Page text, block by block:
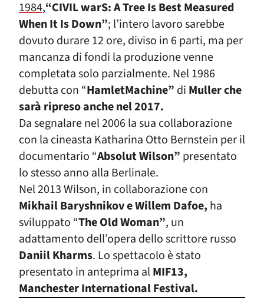
1984,“CIVIL warS: A Tree Is Best Measured
When It Is Down”; l’intero lavoro sarebbe
dovuto durare 12 ore, diviso in 6 parti, ma per
mancanza di fondi la produzione venne
completata solo parzialmente. Nel 1986
debutta con “HamletMachine” di Muller che
sarà ripreso anche nel 2017.
Da segnalare nel 2006 la sua collaborazione
con la cineasta Katharina Otto Bernstein per il
documentario “Absolut Wilson” presentato
lo stesso anno alla Berlinale.
Nel 2013 Wilson, in collaborazione con
Mikhail Baryshnikov e Willem Dafoe, ha
sviluppato “The Old Woman”, un
adattamento dell’opera dello scrittore russo
Daniil Kharms. Lo spettacolo è stato
presentato in anteprima alMIF13,
Manchester International Festival.